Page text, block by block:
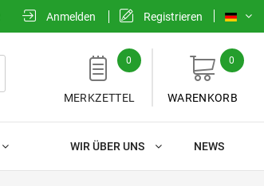
Anmelden Registrieren
0
MERKZETTEL
0
WARENKORB
NEWS
WIR ÜBER UNS